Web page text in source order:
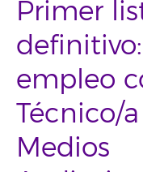
Primer
empleo
Técnico/
Medios